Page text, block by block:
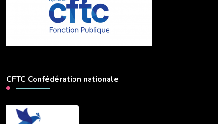
CFTC Confédération nationale